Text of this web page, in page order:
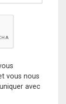
vous nous
avec